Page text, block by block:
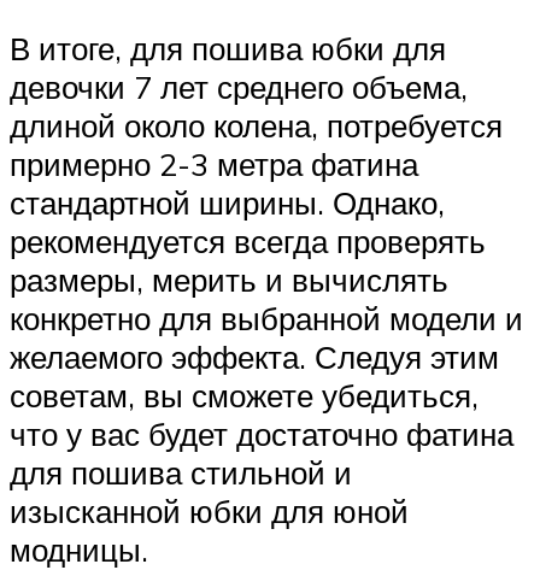
В итоге, для пошива юбки для
девочки 7 лет среднего объема,
длиной около колена, потребуется
примерно 2-3 метра фатина
стандартной ширины. Однако,
рекомендуется всегда проверять
размеры, мерить и вычислять
конкретно для выбранной модели и
желаемого эффекта. Следуя этим
советам, вы сможете убедиться,
что у вас будет достаточно фатина
для пошива стильной и
изысканной юбки для юной
модницы.